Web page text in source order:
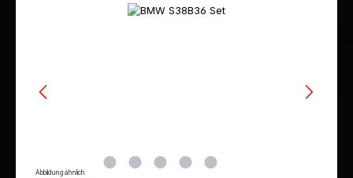
Bildergalerie überspringen
Abbildung ähnlich